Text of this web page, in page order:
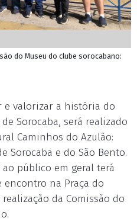
do Museu do clube sorocabano:
e valorizar a história do
Sorocaba, será realizado
Caminhos do Azulão:
Sorocaba e do São Bento.
público em geral terá
na Praça do
da Comissão do